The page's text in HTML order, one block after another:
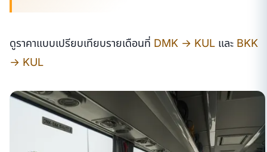
ดูราคาแบบเปรียบเทียบรายเดือนที่ DMK → KUL และ BKK
→ KUL